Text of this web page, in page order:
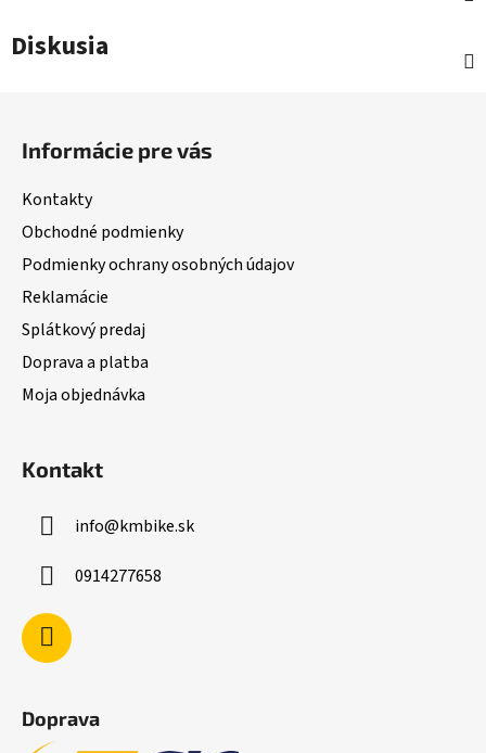
Diskusia
Informácie pre vás
Kontakty
Obchodné podmienky
Podmienky ochrany osobných údajov
Reklamácie
Splátkový predaj
Doprava a platba
Moja objednávka
Kontakt
info@kmbike.sk
0914277658
Doprava